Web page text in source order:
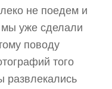
не поедем и
мы уже сделали
поводу
того
развлекались